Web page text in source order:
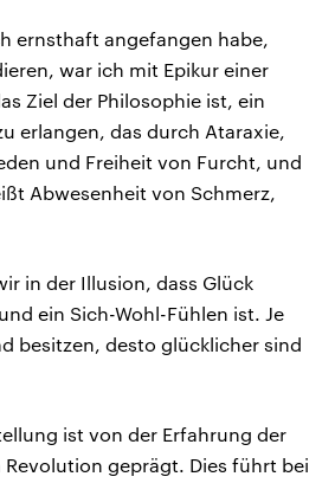
ernsthaft angefangen habe,
war ich mit Epikur einer
Ziel der Philosophie ist, ein
erlangen, das durch Ataraxie,
und Freiheit von Furcht, und
Abwesenheit von Schmerz,
in der Illusion, dass Glück
ein Sich-Wohl-Fühlen ist. Je
besitzen, desto glücklicher sind
ist von der Erfahrung der
geprägt. Dies führt bei